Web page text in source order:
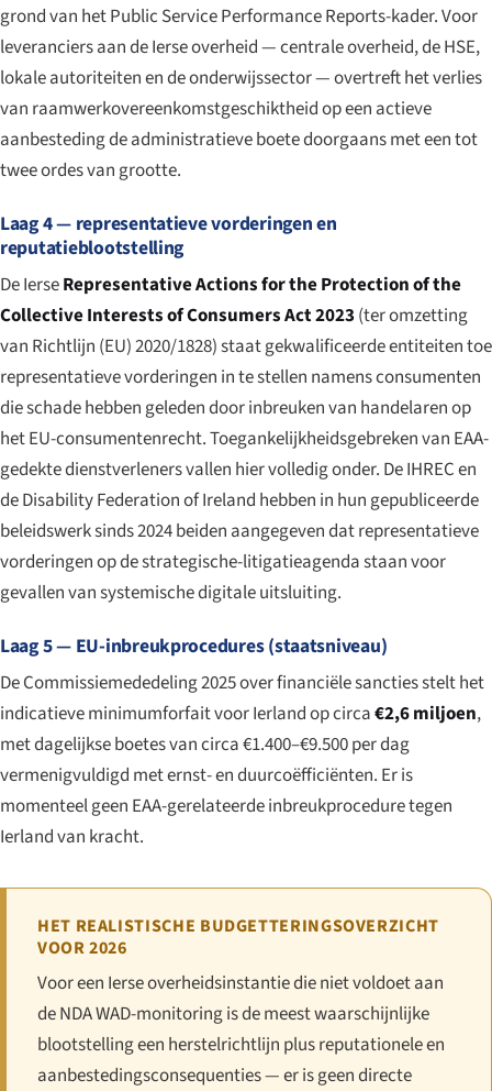
grond van het Public Service Performance Reports-kader. Voor
leveranciers aan de Ierse overheid — centrale overheid, de HSE,
lokale autoriteiten en de onderwijssector — overtreft het verlies
van raamwerkovereenkomstgeschiktheid op een actieve
aanbesteding de administratieve boete doorgaans met een tot
twee ordes van grootte.
Laag 4 — representatieve vorderingen en
reputatieblootstelling
De IerseRepresentative Actions for the Protection of the
Collective Interests of Consumers Act 2023 (ter omzetting
van Richtlijn (EU) 2020/1828) staat gekwalificeerde entiteiten toe
representatieve vorderingen in te stellen namens consumenten
die schade hebben geleden door inbreuken van handelaren op
het EU-consumentenrecht. Toegankelijkheidsgebreken van EAA-
gedekte dienstverleners vallen hier volledig onder. De IHREC en
de Disability Federation of Ireland hebben in hun gepubliceerde
beleidswerk sinds 2024 beiden aangegeven dat representatieve
vorderingen op de strategische-litigatieagenda staan voor
gevallen van systemische digitale uitsluiting.
Laag 5 — EU-inbreukprocedures (staatsniveau)
De Commissiemededeling 2025 over financiële sancties stelt het
indicatieve minimumforfait voor Ierland op circa€2,6 miljoen,
met dagelijkse boetes van circa €1.400–€9.500 per dag
vermenigvuldigd met ernst- en duurcoëfficiënten. Er is
momenteel geen EAA-gerelateerde inbreukprocedure tegen
Ierland van kracht.
HET REALISTISCHE BUDGETTERINGSOVERZICHT
VOOR 2026
Voor een Ierse overheidsinstantie die niet voldoet aan
de NDA WAD-monitoring is de meest waarschijnlijke
blootstelling een herstelrichtlijn plus reputationele en
aanbestedingsconsequenties — er is geen directe